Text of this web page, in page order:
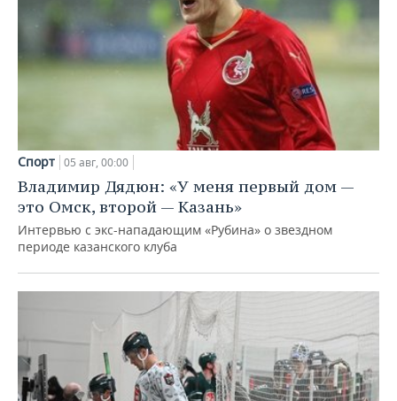
Спорт 05 авг, 00:00
Владимир Дядюн: «У меня первый дом —
это Омск, второй — Казань»
Интервью с экс-нападающим «Рубина» о звездном
периоде казанского клуба